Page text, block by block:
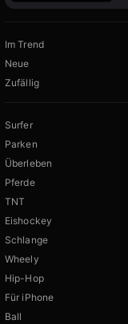
Im Trend
Neue
Zufällig
Surfer
Parken
Überleben
Pferde
TNT
Eishockey
Schlange
Wheely
Hip-Hop
Für iPhone
Ball